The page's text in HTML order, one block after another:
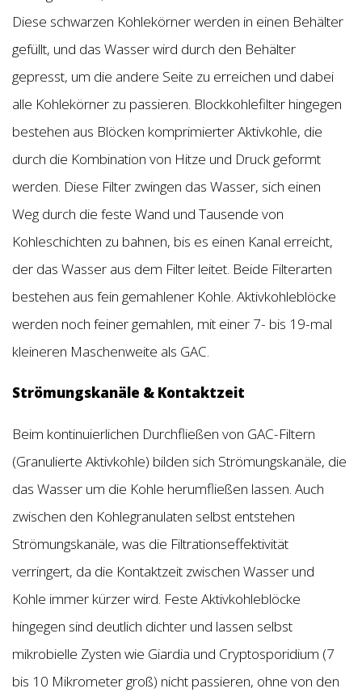
Diese schwarzen Kohlekörner werden in einen Behälter
gefüllt, und das Wasser wird durch den Behälter
gepresst, um die andere Seite zu erreichen und dabei
alle Kohlekörner zu passieren. Blockkohlefilter hingegen
bestehen aus Blöcken komprimierter Aktivkohle, die
durch die Kombination von Hitze und Druck geformt
werden. Diese Filter zwingen das Wasser, sich einen
Weg durch die feste Wand und Tausende von
Kohleschichten zu bahnen, bis es einen Kanal erreicht,
der das Wasser aus dem Filter leitet. Beide Filterarten
bestehen aus fein gemahlener Kohle. Aktivkohleblöcke
werden noch feiner gemahlen, mit einer 7- bis 19-mal
kleineren Maschenweite als GAC.
Strömungskanäle & Kontaktzeit
Beim kontinuierlichen Durchfließen von GAC-Filtern
(Granulierte Aktivkohle) bilden sich Strömungskanäle, die
das Wasser um die Kohle herumfließen lassen. Auch
zwischen den Kohlegranulaten selbst entstehen
Strömungskanäle, was die Filtrationseffektivität
verringert, da die Kontaktzeit zwischen Wasser und
Kohle immer kürzer wird. Feste Aktivkohleblöcke
hingegen sind deutlich dichter und lassen selbst
mikrobielle Zysten wie Giardia und Cryptosporidium (7
bis 10 Mikrometer groß) nicht passieren, ohne von den